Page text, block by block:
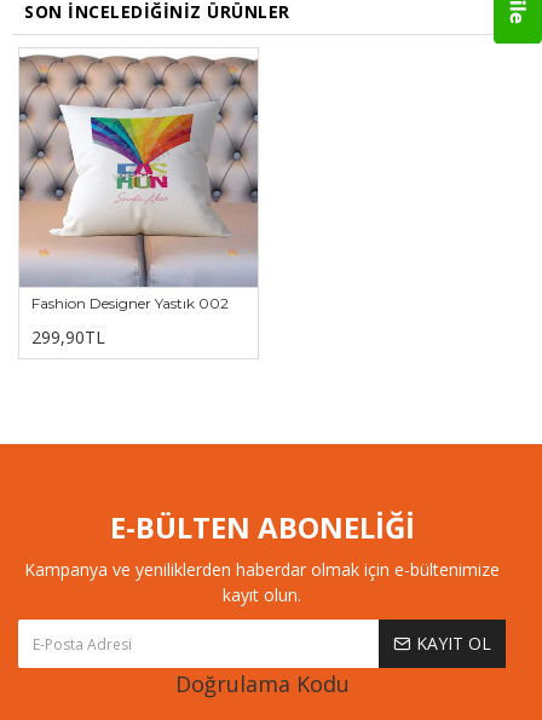
SON İNCELEDIĞINIZ ÜRÜNLER
Fashion Designer Yastık 002
299,90TL
E-BÜLTEN ABONELİĞİ
Kampanya ve yeniliklerden haberdar olmak için e-bültenimize
kayıt olun.
KAYIT OL
Doğrulama Kodu